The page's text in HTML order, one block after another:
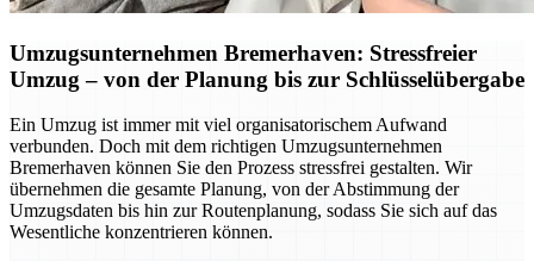
Umzugsunternehmen Bremerhaven: Stressfreier
Umzug – von der Planung bis zur Schlüsselübergabe
Ein Umzug ist immer mit viel organisatorischem Aufwand
verbunden. Doch mit dem richtigen Umzugsunternehmen
Bremerhaven können Sie den Prozess stressfrei gestalten. Wir
übernehmen die gesamte Planung, von der Abstimmung der
Umzugsdaten bis hin zur Routenplanung, sodass Sie sich auf das
Wesentliche konzentrieren können.